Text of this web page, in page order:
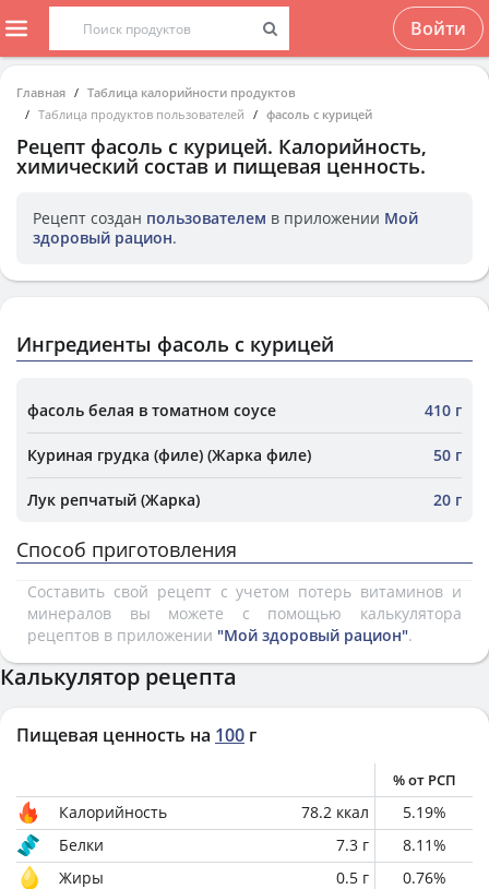
Войти
Главная
Таблица калорийности продуктов
Таблица продуктов пользователей
фасоль с курицей
Рецепт фасоль с курицей. Калорийность,
химический состав и пищевая ценность.
Рецепт создан пользователем в приложении Мой
здоровый рацион.
Ингредиенты фасоль с курицей
фасоль белая в томатном соусе 410 г
Куриная грудка (филе) (Жарка филе) 50 г
Лук репчатый (Жарка) 20 г
Способ приготовления
Составить свой рецепт с учетом потерь витаминов и
минералов вы можете с помощью калькулятора
рецептов в приложении "Мой здоровый рацион".
Калькулятор рецепта
Пищевая ценность на 100 г
% от РСП
Калорийность 78.2 ккал 5.19%
Белки
7.3 г 8.11%
Жиры
0.5 г 0.76%